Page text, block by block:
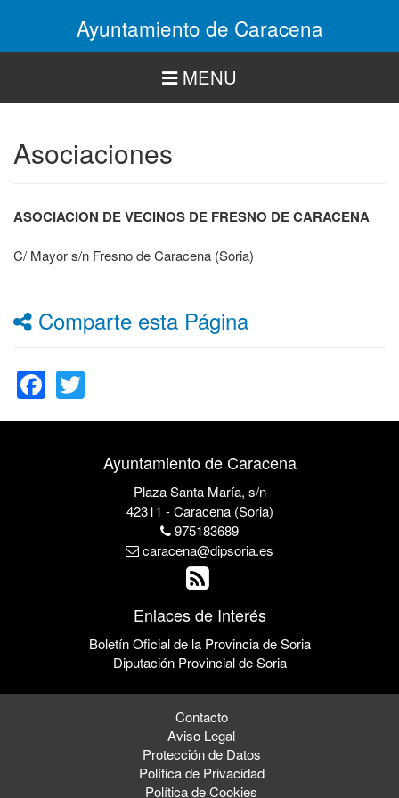
Ayuntamiento de Caracena
MENU
Asociaciones
ASOCIACION DE VECINOS DE FRESNO DE CARACENA
C/ Mayor s/n Fresno de Caracena (Soria)
Comparte esta Página
Facebook
Ayuntamiento de Caracena
Plaza Santa María, s/n
42311 - Caracena (Soria)
975183689
caracena@dipsoria.es
Enlaces de Interés
Boletín Oficial de la Provincia de Soria
Diputación Provincial de Soria
Contacto
Aviso Legal
Protección de Datos
Política de Privacidad
Política de Cookies